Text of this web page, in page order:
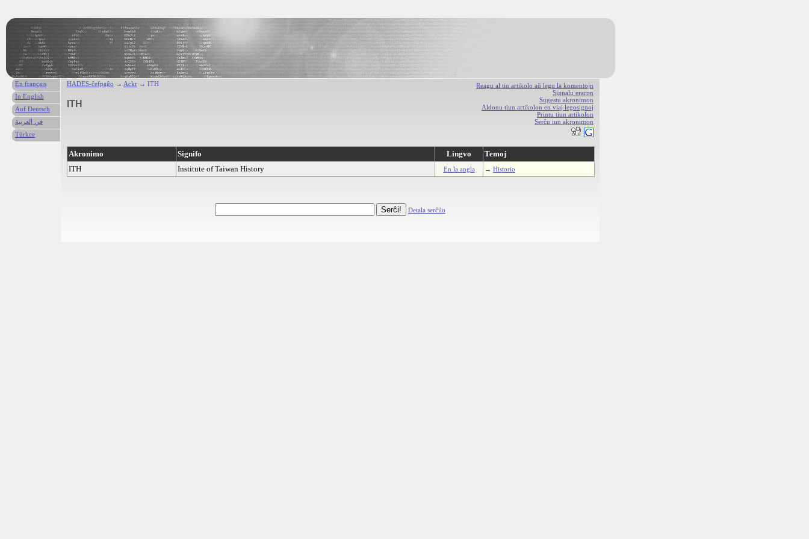
Reagu al tiu artikolo aŭ legu la komentojn
Signalu eraron
Sugestu akronimon
Aldonu tiun artikolon en viaj legosignoj
Printu tiun artikolon
Serĉu iun akronimon
HADES-ĉefpaĝo → Ackr → ITH
ITH
Akronimo Signifo Lingvo
Temoj
ITH
Institute of Taiwan History En la angla → Historio
Detala serĉilo
En français
In English
Auf Deutsch
في العربية
Türkce